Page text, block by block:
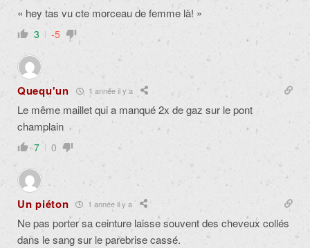
« hey tas vu cte morceau de femme là! »
3 -5
Quequ'un 1 année il y a
Le même maillet qui a manqué 2x de gaz sur le pont
champlain
7 0
Un piéton 1 année il y a
Ne pas porter sa ceinture laisse souvent des cheveux collés
dans le sang sur le parebrise cassé.